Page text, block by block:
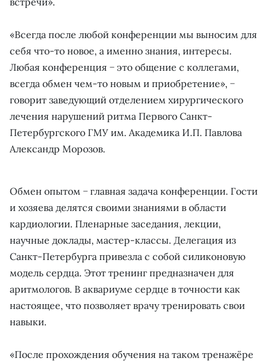
«Всегда после любой конференции мы выносим для
себя что-то новое, а именно знания, интересы.
Любая конференция − это общение с коллегами,
всегда обмен чем-то новым и приобретение», −
говорит заведующий отделением хирургического
лечения нарушений ритма Первого Санкт-
Петербургского ГМУ им. Академика И.П. Павлова
Александр Морозов.
Обмен опытом − главная задача конференции. Гости
и хозяева делятся своими знаниями в области
кардиологии. Пленарные заседания, лекции,
научные доклады, мастер-классы. Делегация из
Санкт-Петербурга привезла с собой силиконовую
модель сердца. Этот тренинг предназначен для
аритмологов. В аквариуме сердце в точности как
настоящее, что позволяет врачу тренировать свои
навыки.
«После прохождения обучения на таком тренажёре